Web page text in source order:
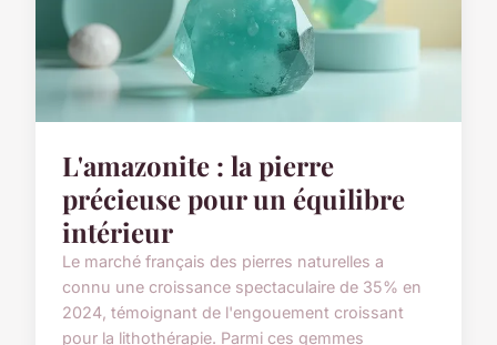
L'amazonite : la pierre
précieuse pour un équilibre
intérieur
Le marché français des pierres naturelles a
connu une croissance spectaculaire de 35% en
2024, témoignant de l'engouement croissant
pour la lithothérapie. Parmi ces gemmes